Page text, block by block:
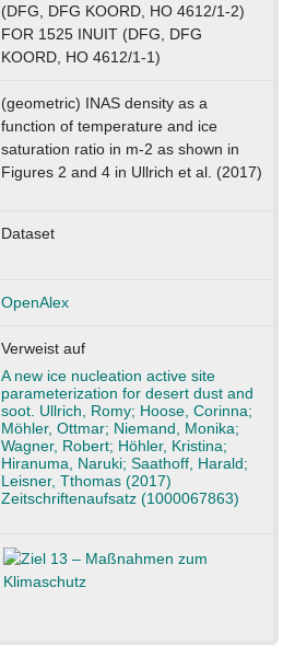
(DFG, DFG KOORD, HO 4612/1-2)
FOR 1525 INUIT (DFG, DFG
KOORD, HO 4612/1-1)
(geometric) INAS density as a
function of temperature and ice
saturation ratio in m-2 as shown in
Figures 2 and 4 in Ullrich et al. (2017)
Dataset
OpenAlex
Verweist auf
A new ice nucleation active site
parameterization for desert dust and
soot. Ullrich, Romy; Hoose, Corinna;
Möhler, Ottmar; Niemand, Monika;
Wagner, Robert; Höhler, Kristina;
Hiranuma, Naruki; Saathoff, Harald;
Leisner, Tthomas (2017)
Zeitschriftenaufsatz (1000067863)